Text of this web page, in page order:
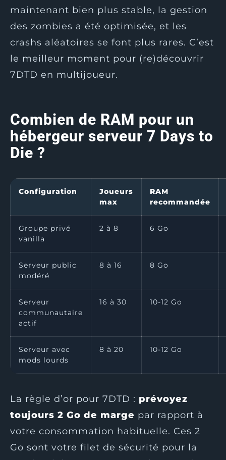
maintenant bien plus stable, la gestion
des zombies a été optimisée, et les
crashs aléatoires se font plus rares. C’est
le meilleur moment pour (re)découvrir
7DTD en multijoueur.
Combien de RAM pour un
hébergeur serveur 7 Days to
Die ?
Configuration
Joueurs
max
RAM
recommandée
Groupe privé
vanilla
2 à 8 6 Go
Serveur public
modéré
8 à 16 8 Go
Serveur
communautaire
actif
16 à 30 10-12 Go
Serveur avec
mods lourds
8 à 20 10-12 Go
La règle d’or pour 7DTD : prévoyez
toujours 2 Go de marge par rapport à
votre consommation habituelle. Ces 2
Go sont votre filet de sécurité pour la